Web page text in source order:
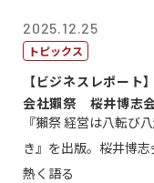
2025.12.25
トピックス
【ビジネスレポート
会社獺祭 桜井博志
『獺祭 経営は八転び
き』を出版。桜井博志
熱く語る